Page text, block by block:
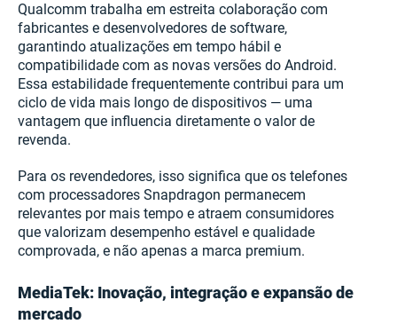
Qualcomm trabalha em estreita colaboração com
fabricantes e desenvolvedores de software,
garantindo atualizações em tempo hábil e
compatibilidade com as novas versões do Android.
Essa estabilidade frequentemente contribui para um
ciclo de vida mais longo de dispositivos — uma
vantagem que influencia diretamente o valor de
revenda.
Para os revendedores, isso significa que os telefones
com processadores Snapdragon permanecem
relevantes por mais tempo e atraem consumidores
que valorizam desempenho estável e qualidade
comprovada, e não apenas a marca premium.
MediaTek: Inovação, integração e expansão de
mercado